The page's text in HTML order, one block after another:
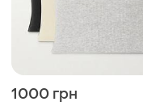
1000 грн